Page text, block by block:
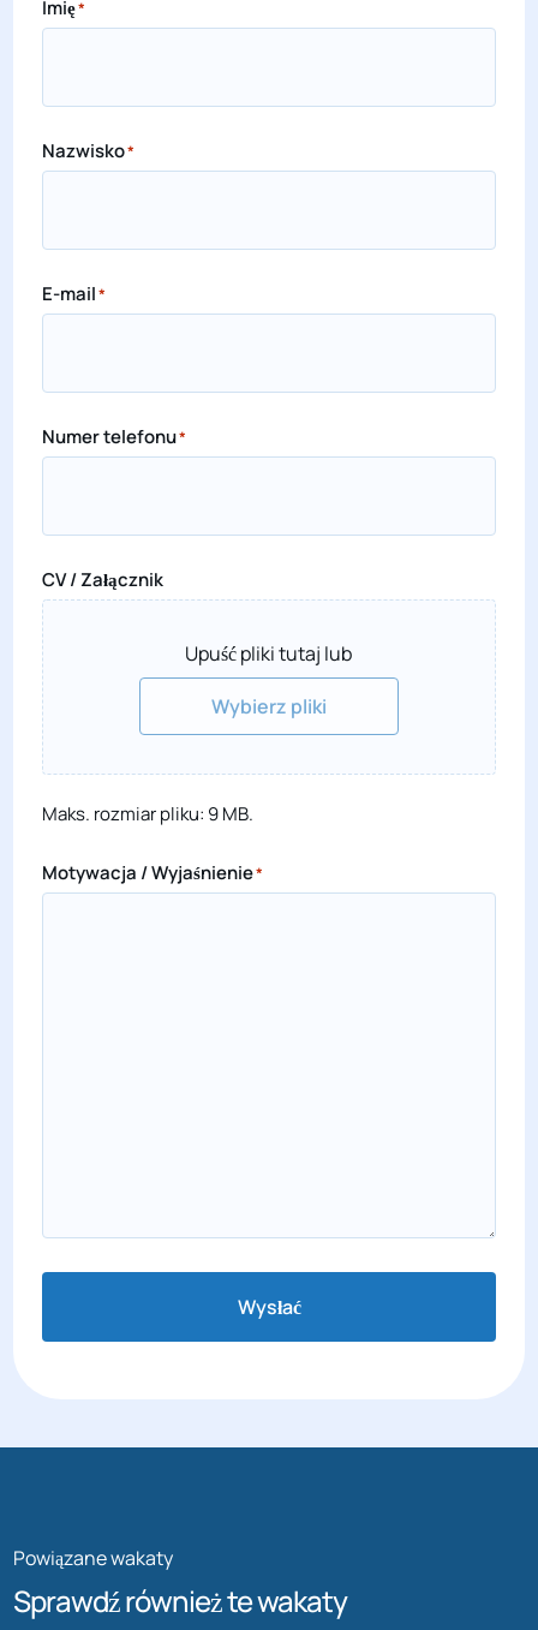
Imię*
Nazwisko*
E-mail*
Numer telefonu*
CV / Załącznik
Upuść pliki tutaj lub
Wybierz pliki
Maks. rozmiar pliku: 9 MB.
Motywacja / Wyjaśnienie*
Wysłać
Powiązane wakaty
Sprawdź również te wakaty